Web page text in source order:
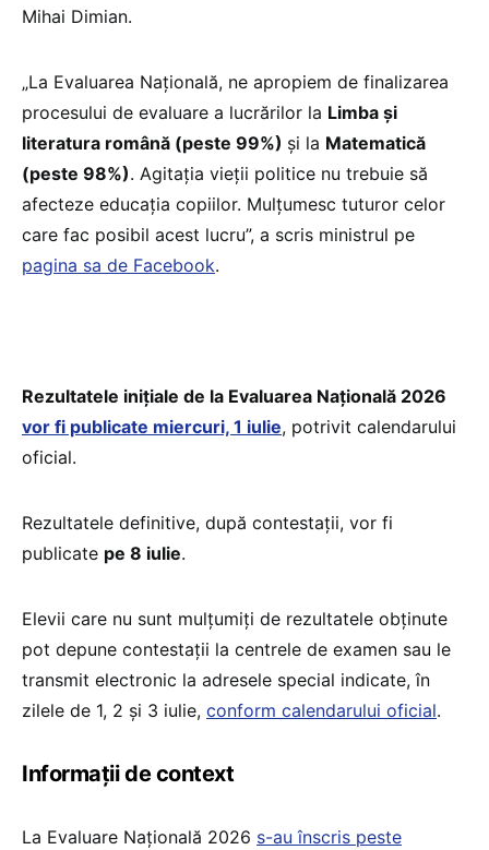
Mihai Dimian.
„La Evaluarea Națională, ne apropiem de finalizarea
procesului de evaluare a lucrărilor la Limba și
literatura română (peste 99%) și la Matematică
(peste 98%). Agitația vieții politice nu trebuie să
afecteze educația copiilor. Mulțumesc tuturor celor
care fac posibil acest lucru”, a scris ministrul pe
pagina sa de Facebook.
Rezultatele inițiale de la Evaluarea Națională 2026
vor fi publicate miercuri, 1 iulie, potrivit calendarului
oficial.
Rezultatele definitive, după contestații, vor fi
publicate pe 8 iulie.
Elevii care nu sunt mulțumiți de rezultatele obținute
pot depune contestații la centrele de examen sau le
transmit electronic la adresele special indicate, în
zilele de 1, 2 și 3 iulie, conform calendarului oficial.
Informații de context
La Evaluare Națională 2026 s-au înscris peste